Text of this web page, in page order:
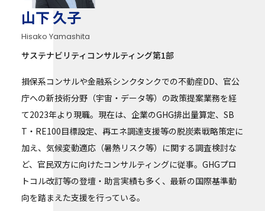
山下 久子
Hisako Yamashita
サステナビリティコンサルティング第1部
損保系コンサルや金融系シンクタンクでの不動産DD、官公
庁への新技術分野（宇宙・データ等）の政策提案業務を経
て2023年より現職。現在は、企業のGHG排出量算定、SB
T・RE100目標設定、再エネ調達支援等の脱炭素戦略策定に
加え、気候変動適応（暑熱リスク等）に関する調査検討な
ど、官民双方に向けたコンサルティングに従事。GHGプロ
トコル改訂等の登壇・助言実績も多く、最新の国際基準動
向を踏まえた支援を行っている。